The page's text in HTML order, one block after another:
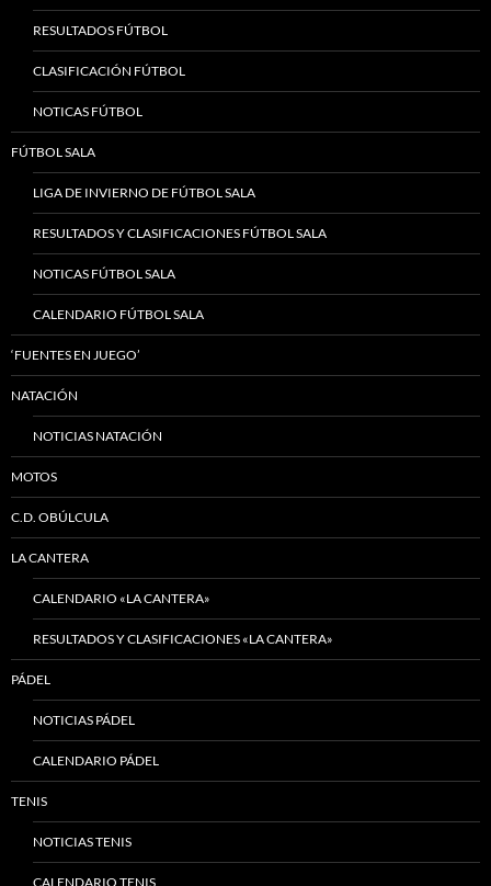
RESULTADOS FÚTBOL
CLASIFICACIÓN FÚTBOL
NOTICAS FÚTBOL
FÚTBOL SALA
LIGA DE INVIERNO DE FÚTBOL SALA
RESULTADOS Y CLASIFICACIONES FÚTBOL SALA
NOTICAS FÚTBOL SALA
CALENDARIO FÚTBOL SALA
‘FUENTES EN JUEGO’
NATACIÓN
NOTICIAS NATACIÓN
MOTOS
C.D. OBÚLCULA
LA CANTERA
CALENDARIO «LA CANTERA»
RESULTADOS Y CLASIFICACIONES «LA CANTERA»
PÁDEL
NOTICIAS PÁDEL
CALENDARIO PÁDEL
TENIS
NOTICIAS TENIS
CALENDARIO TENIS